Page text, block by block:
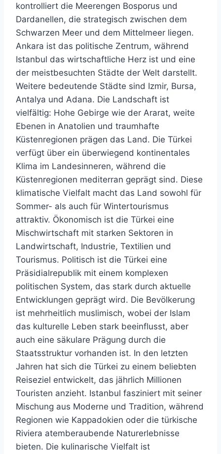
kontrolliert die Meerengen Bosporus und
Dardanellen, die strategisch zwischen dem
Schwarzen Meer und dem Mittelmeer liegen.
Ankara ist das politische Zentrum, während
Istanbul das wirtschaftliche Herz ist und eine
der meistbesuchten Städte der Welt darstellt.
Weitere bedeutende Städte sind Izmir, Bursa,
Antalya und Adana. Die Landschaft ist
vielfältig: Hohe Gebirge wie der Ararat, weite
Ebenen in Anatolien und traumhafte
Küstenregionen prägen das Land. Die Türkei
verfügt über ein überwiegend kontinentales
Klima im Landesinneren, während die
Küstenregionen mediterran geprägt sind. Diese
klimatische Vielfalt macht das Land sowohl für
Sommer- als auch für Wintertourismus
attraktiv. Ökonomisch ist die Türkei eine
Mischwirtschaft mit starken Sektoren in
Landwirtschaft, Industrie, Textilien und
Tourismus. Politisch ist die Türkei eine
Präsidialrepublik mit einem komplexen
politischen System, das stark durch aktuelle
Entwicklungen geprägt wird. Die Bevölkerung
ist mehrheitlich muslimisch, wobei der Islam
das kulturelle Leben stark beeinflusst, aber
auch eine säkulare Prägung durch die
Staatsstruktur vorhanden ist. In den letzten
Jahren hat sich die Türkei zu einem beliebten
Reiseziel entwickelt, das jährlich Millionen
Touristen anzieht. Istanbul fasziniert mit seiner
Mischung aus Moderne und Tradition, während
Regionen wie Kappadokien oder die türkische
Riviera atemberaubende Naturerlebnisse
bieten. Die kulinarische Vielfalt ist